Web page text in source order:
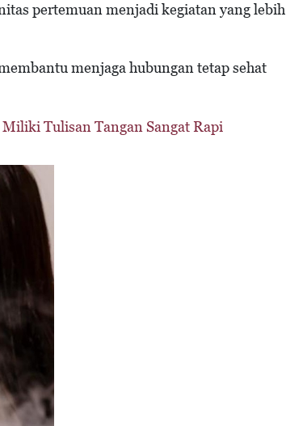
pertemuan menjadi kegiatan yang lebih
menjaga hubungan tetap sehat
Tulisan Tangan Sangat Rapi